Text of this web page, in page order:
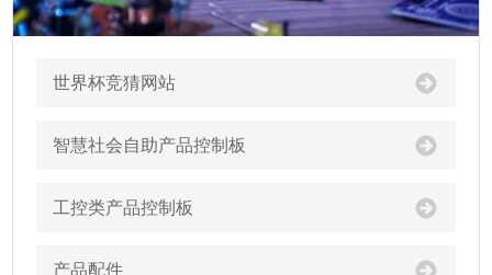
世界杯竞猜网站
智慧社会自助产品控制板
工控类产品控制板
产品配件